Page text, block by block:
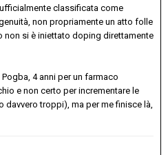
classificata come
non propriamente un atto folle
non si è iniettato doping direttamente
4 anni per un farmaco
e non certo per incrementare le
troppi), ma per me finisce là,